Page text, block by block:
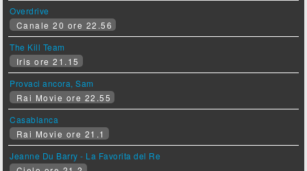
Overdrive
Canale 20 ore 22.56
The Kill Team
Iris ore 21.15
Provaci ancora, Sam
Rai Movie ore 22.55
Casablanca
Rai Movie ore 21.1
Jeanne Du Barry - La Favorita del Re